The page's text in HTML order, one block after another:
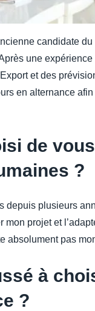
candidate
une
et des
en alternance
de
?
depuis plusieurs
projet et
absolument pas
à
?